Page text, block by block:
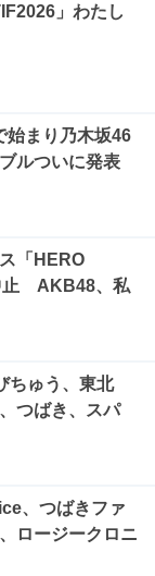
」わたし
始まり乃木坂46
ルついに発表
「HERO
止 AKB48、私
ちゅう、東北
つばき、スパ
、つばきファ
ロージークロニ